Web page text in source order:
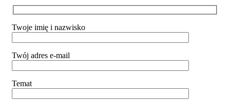
Twoje imię i nazwisko
Twój adres e-mail
Temat